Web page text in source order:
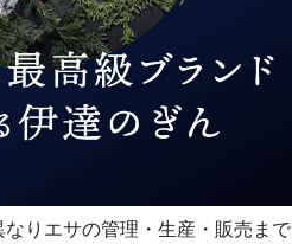
りエサの管理・生産・販売まで